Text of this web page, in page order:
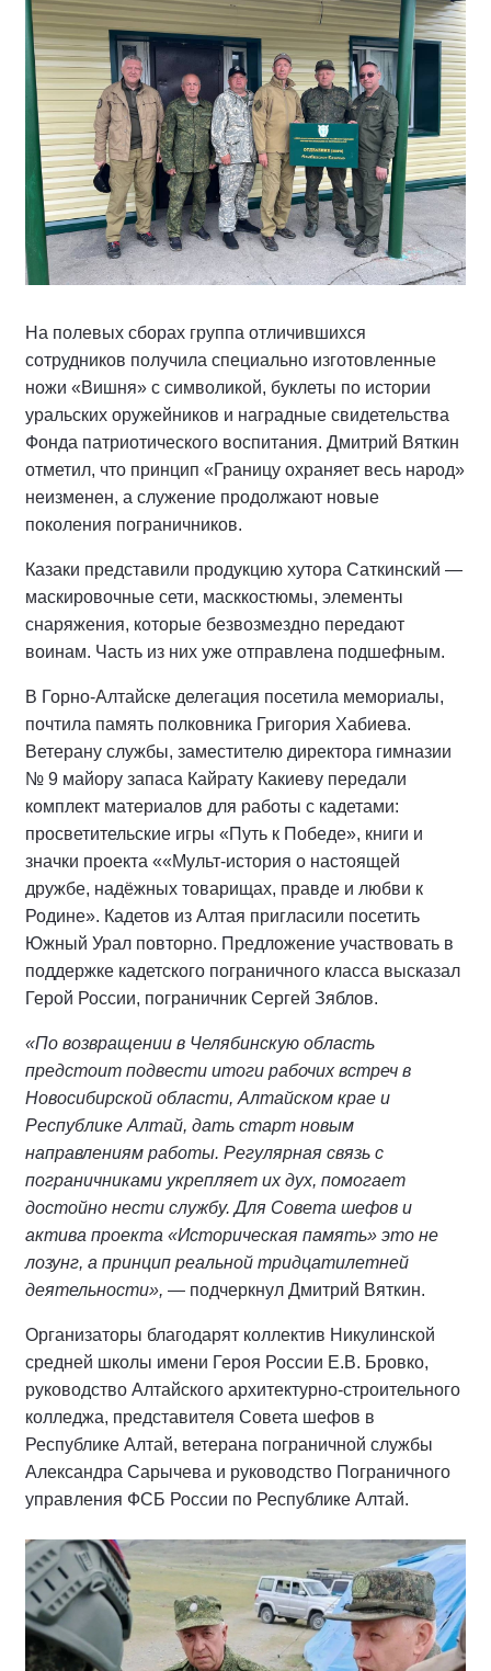
На полевых сборах группа отличившихся
сотрудников получила специально изготовленные
ножи «Вишня» с символикой, буклеты по истории
уральских оружейников и наградные свидетельства
Фонда патриотического воспитания. Дмитрий Вяткин
отметил, что принцип «Границу охраняет весь народ»
неизменен, а служение продолжают новые
поколения пограничников.
Казаки представили продукцию хутора Саткинский —
маскировочные сети, масккостюмы, элементы
снаряжения, которые безвозмездно передают
воинам. Часть из них уже отправлена подшефным.
В Горно-Алтайске делегация посетила мемориалы,
почтила память полковника Григория Хабиева.
Ветерану службы, заместителю директора гимназии
№ 9 майору запаса Кайрату Какиеву передали
комплект материалов для работы с кадетами:
просветительские игры «Путь к Победе», книги и
значки проекта ««Мульт-история о настоящей
дружбе, надёжных товарищах, правде и любви к
Родине». Кадетов из Алтая пригласили посетить
Южный Урал повторно. Предложение участвовать в
поддержке кадетского пограничного класса высказал
Герой России, пограничник Сергей Зяблов.
«По возвращении в Челябинскую область
предстоит подвести итоги рабочих встреч в
Новосибирской области, Алтайском крае и
Республике Алтай, дать старт новым
направлениям работы. Регулярная связь с
пограничниками укрепляет их дух, помогает
достойно нести службу. Для Совета шефов и
актива проекта «Историческая память» это не
лозунг, а принцип реальной тридцатилетней
деятельности», — подчеркнул Дмитрий Вяткин.
Организаторы благодарят коллектив Никулинской
средней школы имени Героя России Е.В. Бровко,
руководство Алтайского архитектурно-строительного
колледжа, представителя Совета шефов в
Республике Алтай, ветерана пограничной службы
Александра Сарычева и руководство Пограничного
управления ФСБ России по Республике Алтай.